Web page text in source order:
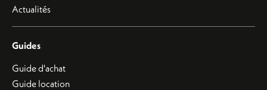
Actualités
Guides
Guide d'achat
Guide location